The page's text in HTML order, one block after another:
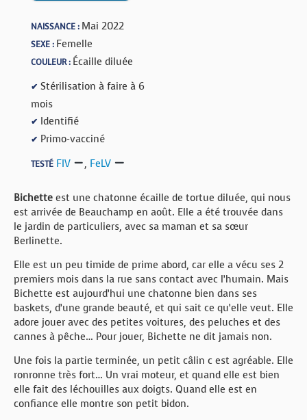
NAISSANCE : Mai 2022
SEXE : Femelle
COULEUR : Écaille diluée
✔ Stérilisation à faire à 6
mois
✔ Identifié
✔ Primo-vacciné
TESTÉ FIV , FeLV
Bichette est une chatonne écaille de tortue diluée, qui nous
est arrivée de Beauchamp en août. Elle a été trouvée dans
le jardin de particuliers, avec sa maman et sa sœur
Berlinette.
Elle est un peu timide de prime abord, car elle a vécu ses 2
premiers mois dans la rue sans contact avec l’humain. Mais
Bichette est aujourd’hui une chatonne bien dans ses
baskets, d’une grande beauté, et qui sait ce qu’elle veut. Elle
adore jouer avec des petites voitures, des peluches et des
cannes à pêche… Pour jouer, Bichette ne dit jamais non.
Une fois la partie terminée, un petit câlin c est agréable. Elle
ronronne très fort… Un vrai moteur, et quand elle est bien
elle fait des léchouilles aux doigts. Quand elle est en
confiance elle montre son petit bidon.